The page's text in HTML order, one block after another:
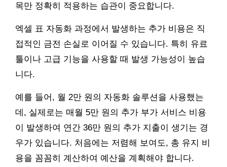
목만 정확히 적용하는 습관이 중요합니다.
엑셀 표 자동화 과정에서 발생하는 추가 비용은 직
접적인 금전 손실로 이어질 수 있습니다. 특히 유료
툴이나 고급 기능을 사용할 때 발생 가능성이 높습
니다.
예를 들어, 월 2만 원의 자동화 솔루션을 사용했는
데, 실제로는 매월 5만 원의 추가 부가 서비스 비용
이 발생하여 연간 36만 원의 추가 지출이 생기는 경
우가 있습니다. 처음에는 저렴해 보여도, 총 유지 비
용을 꼼꼼히 계산하여 예산을 계획해야 합니다.